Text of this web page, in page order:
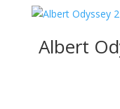
Albert